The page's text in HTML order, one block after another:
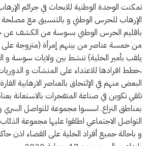
تمكنت الوحدة الوطنية للابحاث في جرائم
الإرهاب للحرس الوطني و بالتنسيق مع مصلحة
باقليم الحرس الوطني بسوسة من الكشف عن
من خمسة عناصر من بينهم إمرأة (متزوجة على
يلقب بأمير الخلية) تنشط بين ولايات سوسة
،خطط افرادها للاعتداء على المنشآت و
البعض منهم في الإلتحاق بالعناصر الارهابية
تلقي تكوين في صناعة المتفجرات بالاستعانة
بمناطق النزاع. اسسوا مجموعة للتواصل السري
التواصل الاجتماعي اطلقوا عليها مجموعة
و باحالة جميع أفراد الخلية على القضاء اذن